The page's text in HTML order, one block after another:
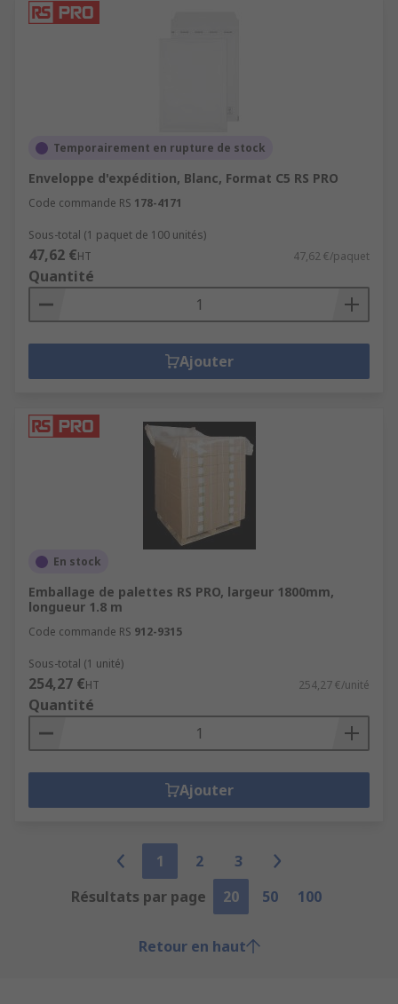
Temporairement en rupture de stock
Enveloppe d'expédition, Blanc, Format C5 RS PRO
Code commande RS 178-4171
Sous-total (1 paquet de 100 unités)
47,62 €HT 47,62 €/paquet
Quantité
Ajouter
En stock
Emballage de palettes RS PRO, largeur 1800mm,
longueur 1.8 m
Code commande RS 912-9315
Sous-total (1 unité)
254,27 €HT 254,27 €/unité
Quantité
Ajouter
1 2
3
Résultats par page
20 50 100
Retour en haut